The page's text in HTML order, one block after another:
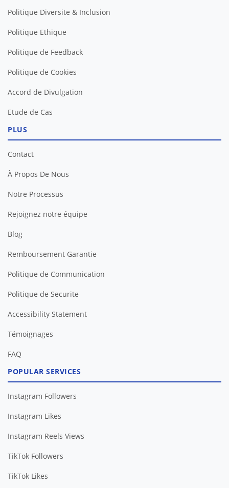
Politique Diversite & Inclusion
Politique Ethique
Politique de Feedback
Politique de Cookies
Accord de Divulgation
Etude de Cas
PLUS
Contact
À Propos De Nous
Notre Processus
Rejoignez notre équipe
Blog
Remboursement Garantie
Politique de Communication
Politique de Securite
Accessibility Statement
Témoignages
FAQ
POPULAR SERVICES
Instagram Followers
Instagram Likes
Instagram Reels Views
TikTok Followers
TikTok Likes